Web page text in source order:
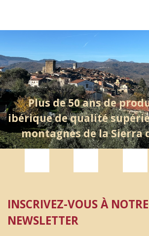
Plus de 50 ans de
ibérique de qualité
montagnes de la Sierra
INSCRIVEZ-VOUS À NOTRE
NEWSLETTER